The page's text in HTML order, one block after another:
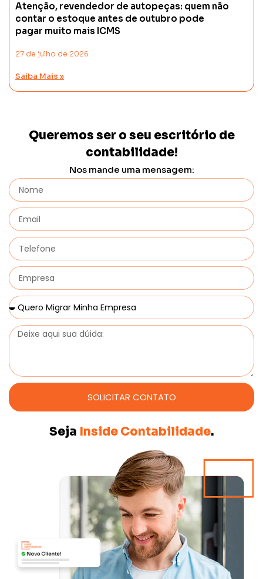
Atenção, revendedor de autopeças: quem não
contar o estoque antes de outubro pode
pagar muito mais ICMS
27 de julho de 2026
Saiba Mais »
Queremos ser o seu escritório de
contabilidade!
Nos mande uma mensagem:
SOLICITAR CONTATO
Seja Inside Contabilidade.